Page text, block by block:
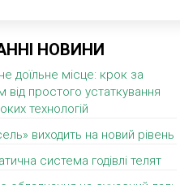
НОВИНИ
доїльне місце: крок за
від простого устаткування
технологій
виходить на новий рівень
система годівлі телят